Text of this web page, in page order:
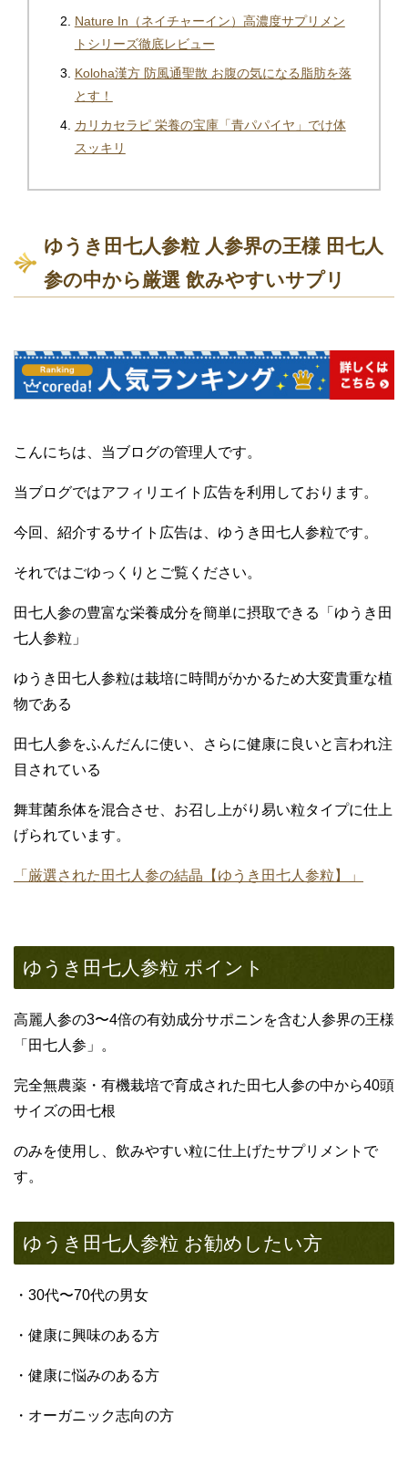
Nature In（ネイチャーイン）高濃度サプリメン
トシリーズ徹底レビュー
Koloha漢方 防風通聖散 お腹の気になる脂肪を落
とす！
カリカセラピ 栄養の宝庫「青パパイヤ」でけ体
スッキリ
ゆうき田七人参粒 人参界の王様 田七人
参の中から厳選 飲みやすいサプリ
こんにちは、当ブログの管理人です。
当ブログではアフィリエイト広告を利用しております。
今回、紹介するサイト広告は、ゆうき田七人参粒です。
それではごゆっくりとご覧ください。
田七人参の豊富な栄養成分を簡単に摂取できる「ゆうき田
七人参粒」
ゆうき田七人参粒は栽培に時間がかかるため大変貴重な植
物である
田七人参をふんだんに使い、さらに健康に良いと言われ注
目されている
舞茸菌糸体を混合させ、お召し上がり易い粒タイプに仕上
げられています。
「厳選された田七人参の結晶【ゆうき田七人参粒】」
ゆうき田七人参粒 ポイント
高麗人参の3〜4倍の有効成分サポニンを含む人参界の王様
「田七人参」。
完全無農薬・有機栽培で育成された田七人参の中から40頭
サイズの田七根
のみを使用し、飲みやすい粒に仕上げたサプリメントで
す。
ゆうき田七人参粒 お勧めしたい方
・30代〜70代の男女
・健康に興味のある方
・健康に悩みのある方
・オーガニック志向の方